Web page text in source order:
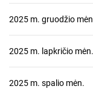
2025 m. gruodžio
2025 m. lapkričio mėn.
2025 m. spalio mėn.